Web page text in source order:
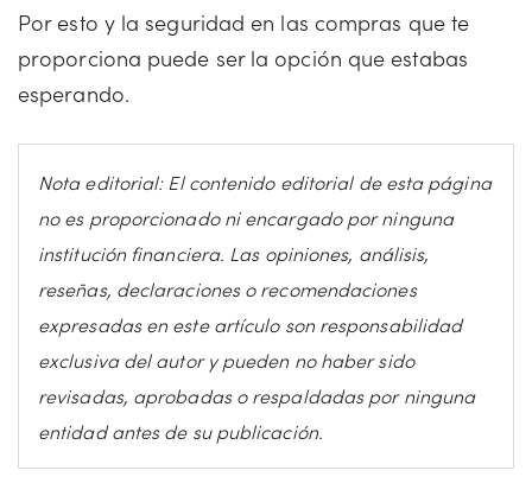
Por esto y la seguridad en las compras que te
proporciona puede ser la opción que estabas
esperando.
Nota editorial: El contenido editorial de esta página
no es proporcionado ni encargado por ninguna
institución financiera. Las opiniones, análisis,
reseñas, declaraciones o recomendaciones
expresadas en este artículo son responsabilidad
exclusiva del autor y pueden no haber sido
revisadas, aprobadas o respaldadas por ninguna
entidad antes de su publicación.